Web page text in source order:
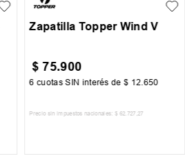
Zapatilla Topper Wind V
$ 75.900
6 cuotas SIN interés de$ 12 650
Precio sin impuestos nacionales: $ 62 727 27